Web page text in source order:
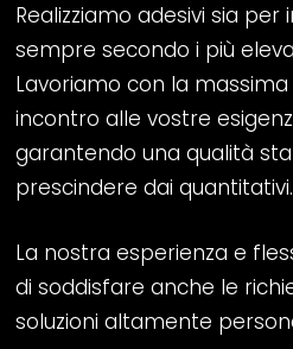
Realizziamo adesivi sia
sempre secondo i più
Lavoriamo con la
incontro alle vostre
garantendo una qualità
prescindere dai quantitativi.
La nostra esperienza e
di soddisfare anche le
soluzioni altamente